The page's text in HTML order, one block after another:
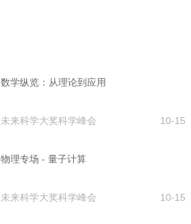
数学纵览：从理论到应用
未来科学大奖科学峰会 10-15
物理专场 - 量子计算
未来科学大奖科学峰会 10-15